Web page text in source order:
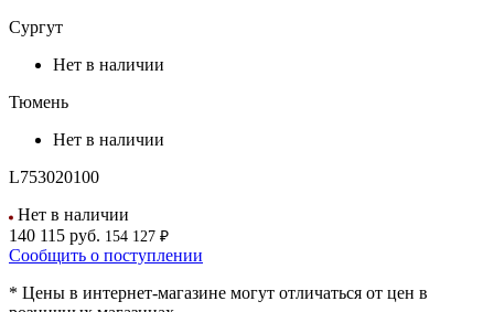
Сургут
Нет в наличии
Тюмень
Нет в наличии
L753020100
Нет в наличии
140 115 руб. 154 127 ₽
Сообщить о поступлении
* Цены в интернет-магазине могут отличаться от цен в